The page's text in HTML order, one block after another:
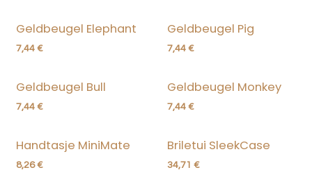
Geldbeugel Elephant
7,44 €
Geldbeugel Pig
7,44€
Geldbeugel Bull
7,44 €
Geldbeugel Monkey
7,44€
Handtasje MiniMate
8,26€
Briletui SleekCase
34,71 €